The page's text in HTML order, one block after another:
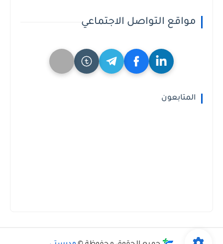
مواقع التواصل الاجتماعي
المتابعون